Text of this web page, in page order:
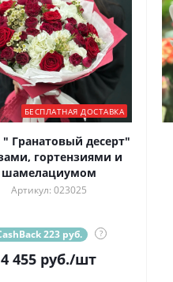
БЕСПЛАТНАЯ ДОСТАВКА
" Гранатовый десерт"
гортензиями и
шамелациумом
Артикул: 023025
223 руб. ?
4 455 руб./шт